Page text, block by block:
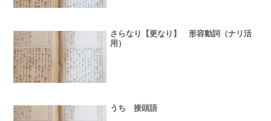
さらなり【更なり】 形容動詞（ナリ活
用）
うち 接頭語